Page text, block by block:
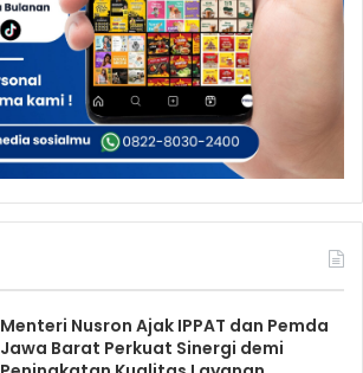
Menteri Nusron Ajak IPPAT dan Pemda
Jawa Barat Perkuat Sinergi demi